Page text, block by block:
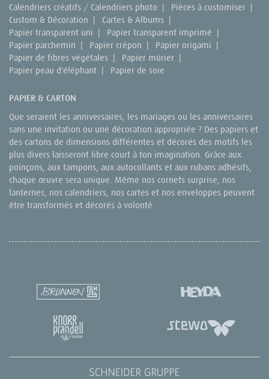
Calendriers créatifs / Calendriers photo | Pièces à customiser |
Custom & Décoration | Cartes & Albums |
Papier transparent uni | Papier transparent imprimé |
Papier parchemin | Papier crépon | Papier origami |
Papier de fibres végétales | Papier mûrier |
Papier peau d'éléphant | Papier de soie
PAPIER & CARTON
Que seraient les anniversaires, les mariages ou les anniversaires
sans une invitation ou une décoration appropriée ? Des papiers et
des cartons de dimensions différentes et décorés des motifs les
plus divers laisseront libre court à ton imagination. Grâce aux
poinçons, aux tampons, aux autocollants et aux rubans adhésifs,
chaque œuvre sera unique. Même nos cornets surprise, nos
lanternes, nos calendriers, nos cartes et nos enveloppes peuvent
être transformés et décorés à volonté.